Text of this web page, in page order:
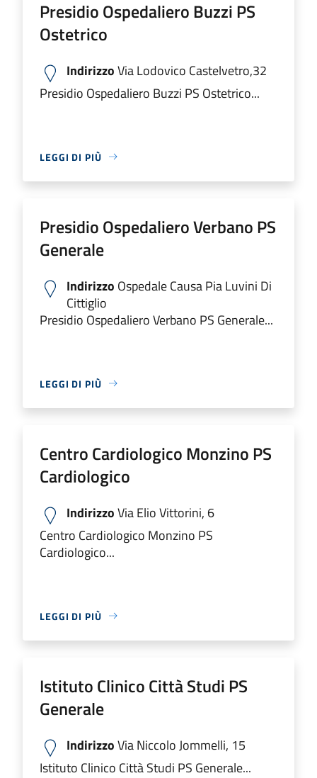
Presidio Ospedaliero Buzzi PS
Ostetrico
IndirizzoVia Lodovico Castelvetro,32
Presidio Ospedaliero Buzzi PS Ostetrico...
LEGGI DI PIÙ
Presidio Ospedaliero Verbano PS
Generale
Indirizzo Ospedale Causa Pia Luvini Di
Cittiglio
Presidio Ospedaliero Verbano PS Generale...
LEGGI DI PIÙ
Centro Cardiologico Monzino PS
Cardiologico
IndirizzoVia Elio Vittorini, 6
Centro Cardiologico Monzino PS
Cardiologico...
LEGGI DI PIÙ
Istituto Clinico Città Studi PS
Generale
IndirizzoVia Niccolo Jommelli, 15
Istituto Clinico Città Studi PS Generale...